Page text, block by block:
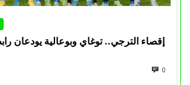
إقصاء الترجي.. توغاي وبوعالية يودعان
0